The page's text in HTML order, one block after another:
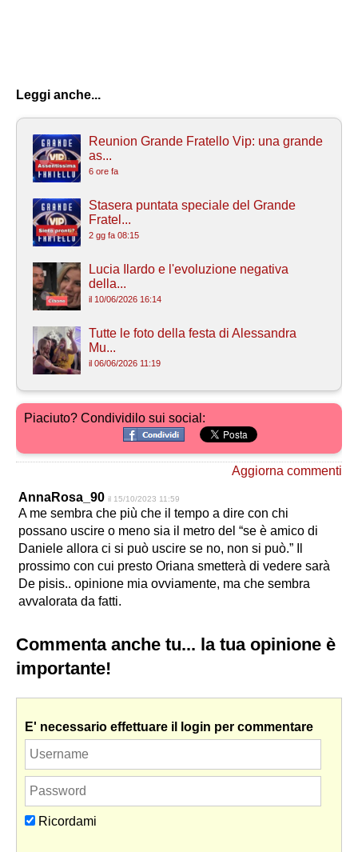
Leggi anche...
Reunion Grande Fratello Vip: una grande
as...
6 ore fa
Stasera puntata speciale del Grande
Fratel...
2 gg fa 08:15
Lucia Ilardo e l'evoluzione negativa
della...
il 10/06/2026 16:14
Tutte le foto della festa di Alessandra
Mu...
il 06/06/2026 11:19
Piaciuto? Condividilo sui social:
Aggiorna commenti
AnnaRosa_90 il 15/10/2023 11:59
A me sembra che più che il tempo a dire con chi
possano uscire o meno sia il metro del “se è amico di
Daniele allora ci si può uscire se no, non si può.” Il
prossimo con cui presto Oriana smetterà di vedere sarà
De pisis.. opinione mia ovviamente, ma che sembra
avvalorata da fatti.
Commenta anche tu... la tua opinione è
importante!
E' necessario effettuare il login per commentare
Ricordami